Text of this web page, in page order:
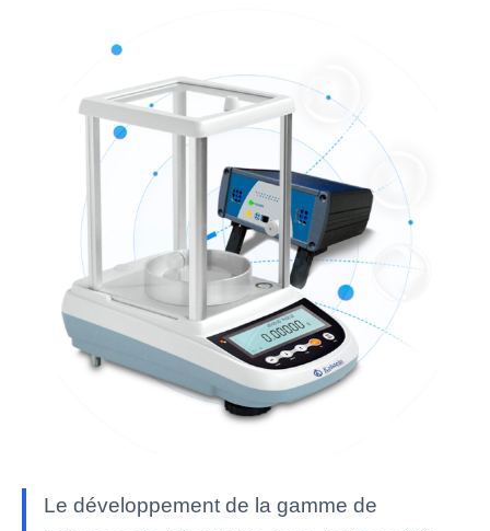
Le développement de la gamme de